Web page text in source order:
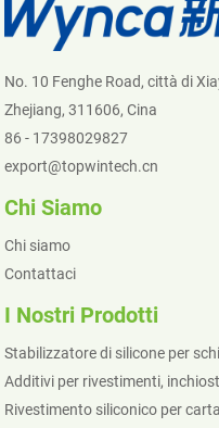
No. 10 Fenghe Road, città di
Zhejiang, 311606, Cina
86 - 17398029827
export@topwintech.cn
Chi Siamo
Chi siamo
Contattaci
I Nostri Prodotti
Stabilizzatore di silicone per
Additivi per rivestimenti,
Rivestimento siliconico per